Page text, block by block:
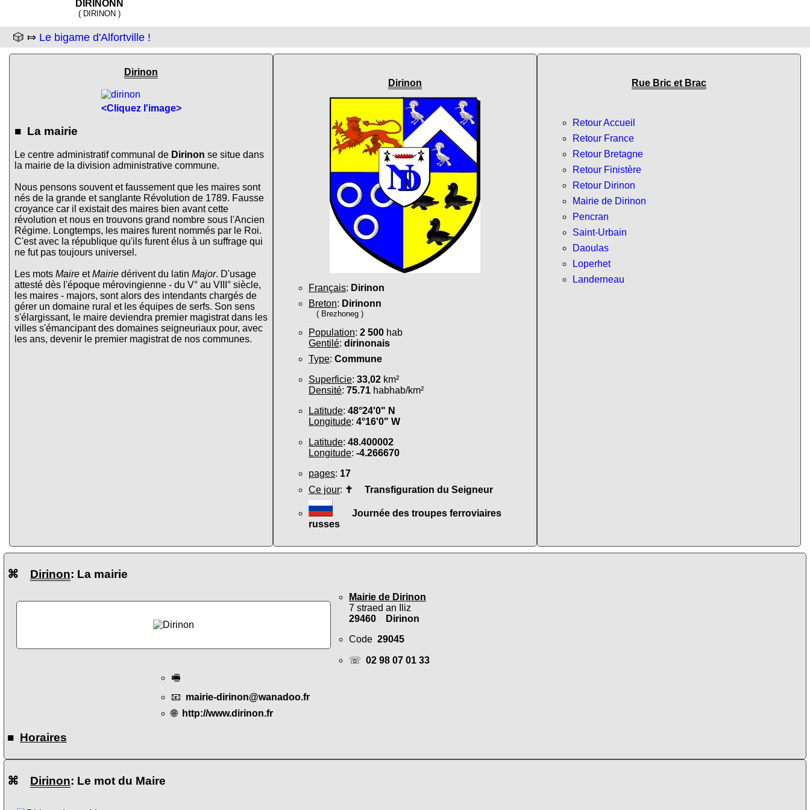
DIRINONN
( DIRINON )
🎲 ⤇ Le bigame d'Alfortville !
Dirinon
<Cliquez l'image>
■ La mairie
Le centre administratif communal de Dirinon se situe dans
la mairie de la division administrative commune.
Nous pensons souvent et faussement que les maires sont
nés de la grande et sanglante Révolution de 1789. Fausse
croyance car il existait des maires bien avant cette
révolution et nous en trouvons grand nombre sous l'Ancien
Régime. Longtemps, les maires furent nommés par le Roi.
C'est avec la république qu'ils furent élus à un suffrage qui
ne fut pas toujours universel.
Les mots Maire etMairie dérivent du latin Major. D'usage
attesté dès l'époque mérovingienne - du V° au VIII° siècle,
les maires - majors, sont alors des intendants chargés de
gérer un domaine rural et les équipes de serfs. Son sens
s'élargissant, le maire deviendra premier magistrat dans les
villes s'émancipant des domaines seigneuriaux pour, avec
les ans, devenir le premier magistrat de nos communes.
Dirinon
Français: Dirinon
Breton: Dirinonn
( Brezhoneg )
Population: 2 500 hab
Gentilé: dirinonais
Type: Commune
Superficie: 33,02 km²
Densité: 75.71 habhab/km²
Latitude: 48°24'0" N
Longitude: 4°16'0" W
Latitude: 48.400002
Longitude: -4.266670
pages: 17
Ce jour: ✝ Transfiguration du Seigneur
Journée des troupes ferroviaires
russes
Rue Bric et Brac
Retour Accueil
Retour France
Retour Bretagne
Retour Finistère
Retour Dirinon
Mairie de Dirinon
Pencran
Saint-Urbain
Daoulas
Loperhet
Landerneau
⌘ Dirinon: La mairie
Mairie de Dirinon
7 straed an Iliz
29460 Dirinon
Code 29045
☏ 02 98 07 01 33
🖷
📧 mairie-dirinon@wanadoo.fr
🌐 http://www.dirinon.fr
■ Horaires
⌘ Dirinon: Le mot du Maire